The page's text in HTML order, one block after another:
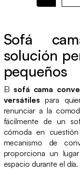
Sofá
solución
pequeños
El sofá cama
versátiles para
renunciar a la
fácilmente de un
cómoda en
mecanismo de
proporciona un
espacio durante el día.